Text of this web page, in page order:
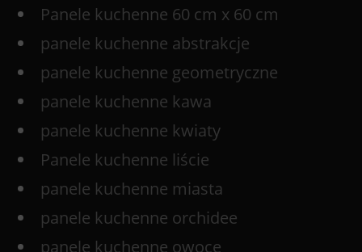
Panele kuchenne 60 cm x 60 cm
panele kuchenne abstrakcje
panele kuchenne geometryczne
panele kuchenne kawa
panele kuchenne kwiaty
Panele kuchenne liście
panele kuchenne miasta
panele kuchenne orchidee
panele kuchenne owoce